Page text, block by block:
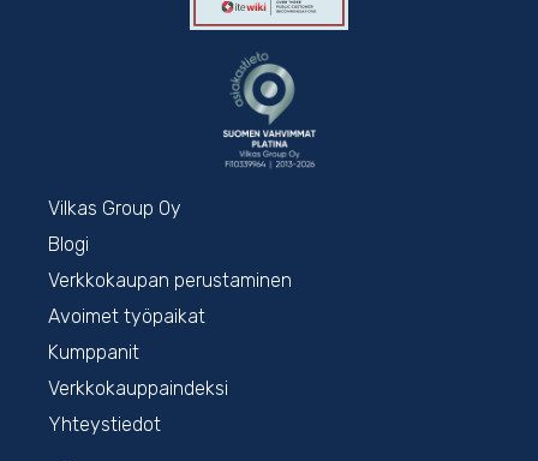
Vilkas Group Oy
Blogi
Verkkokaupan perustaminen
Avoimet työpaikat
Kumppanit
Verkkokauppaindeksi
Yhteystiedot